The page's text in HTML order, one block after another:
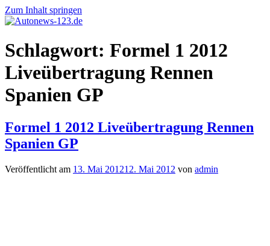
Zum Inhalt springen
Autonews-
123.de
Autonews
mit
Charme
Schlagwort: Formel 1 2012
Liveübertragung Rennen
Spanien GP
Formel 1 2012 Liveübertragung Rennen
Spanien GP
Veröffentlicht am 13. Mai 201212. Mai 2012 von admin